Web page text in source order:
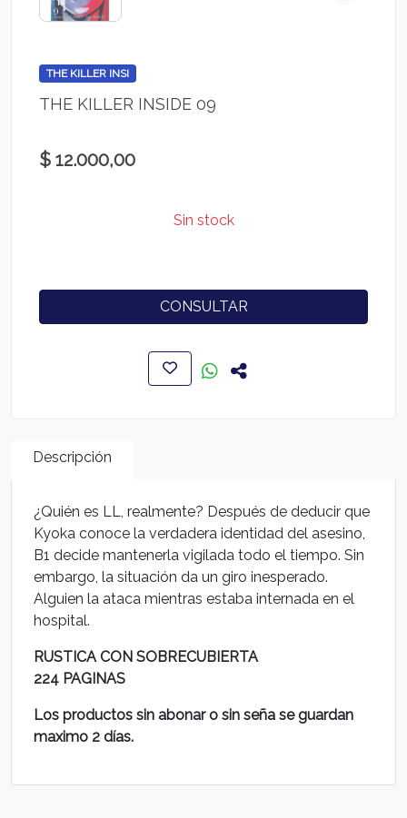
THE KILLER INSI
THE KILLER INSIDE 09
$ 12.000,00
Sin stock
CONSULTAR
Descripción
¿Quién es LL, realmente? Después de deducir que
Kyoka conoce la verdadera identidad del asesino,
B1 decide mantenerla vigilada todo el tiempo. Sin
embargo, la situación da un giro inesperado.
Alguien la ataca mientras estaba internada en el
hospital.
RUSTICA CON SOBRECUBIERTA
224 PAGINAS
Los productos sin abonar o sin seña se guardan
maximo 2 días.